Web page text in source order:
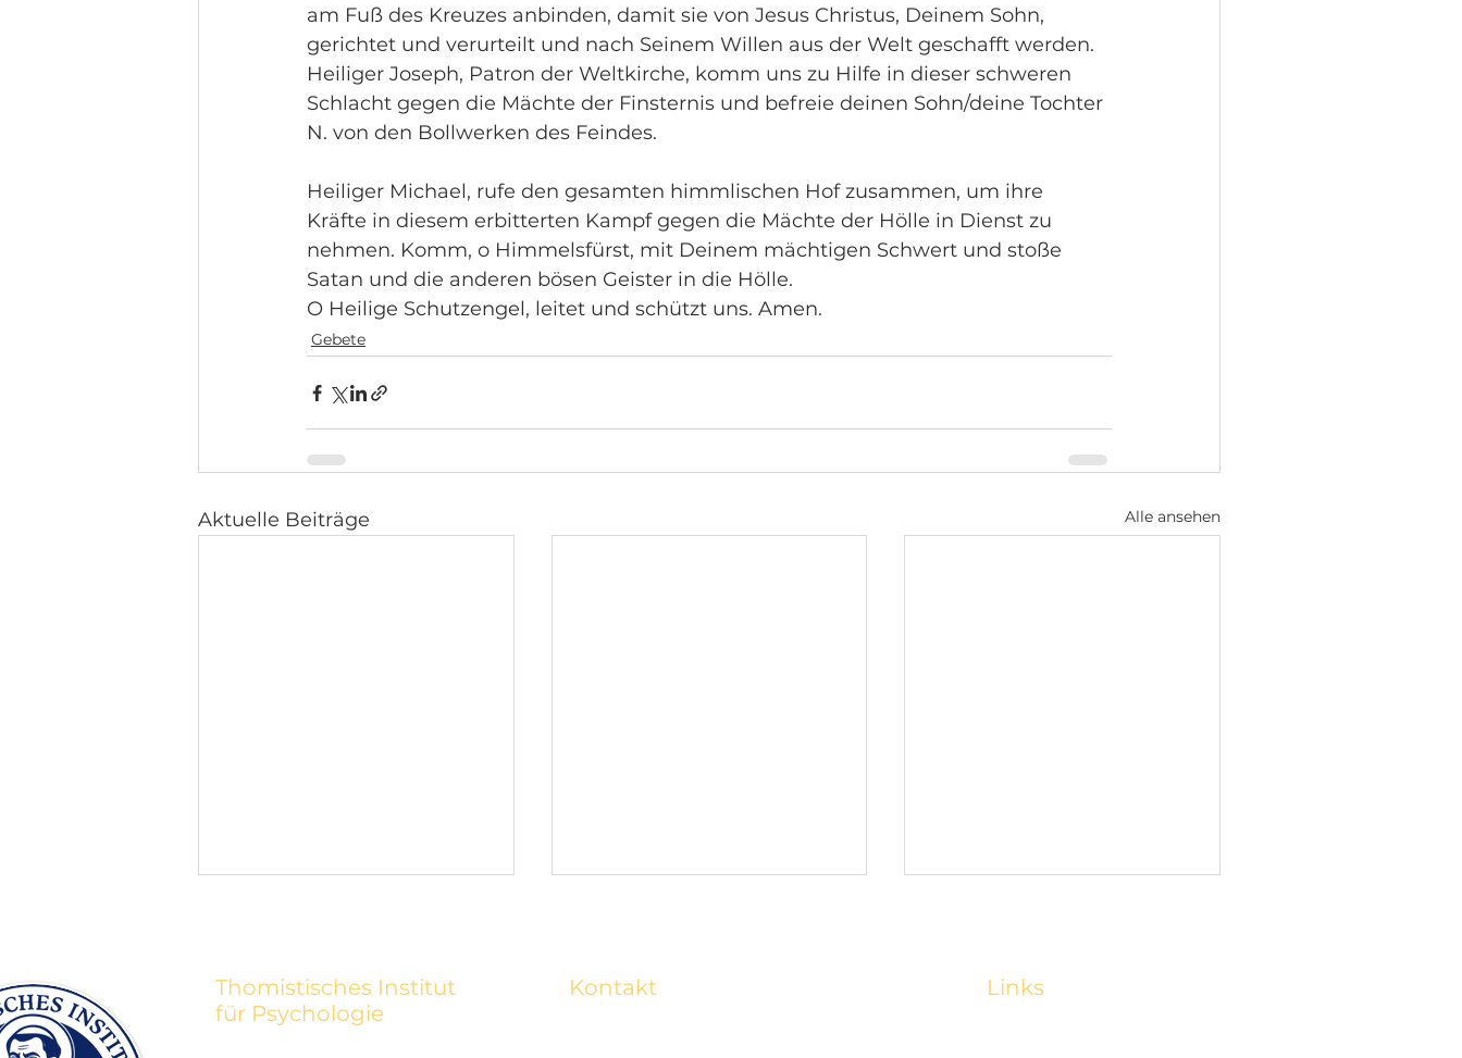
am Fuß des Kreuzes anbinden, damit sie von Jesus Christus, Deinem Sohn,
gerichtet und verurteilt und nach Seinem Willen aus der Welt geschafft werden.
Heiliger Joseph, Patron der Weltkirche, komm uns zu Hilfe in dieser schweren
Schlacht gegen die Mächte der Finsternis und befreie deinen Sohn/deine Tochter
N. von den Bollwerken des Feindes.
Heiliger Michael, rufe den gesamten himmlischen Hof zusammen, um ihre
Kräfte in diesem erbitterten Kampf gegen die Mächte der Hölle in Dienst zu
nehmen. Komm, o Himmelsfürst, mit Deinem mächtigen Schwert und stoße
Satan und die anderen bösen Geister in die Hölle.
O Heilige Schutzengel, leitet und schützt uns. Amen.
Gebete
Aktuelle Beiträge Alle ansehen
Thomistisches Institut
für Psychologie
Kontakt Links